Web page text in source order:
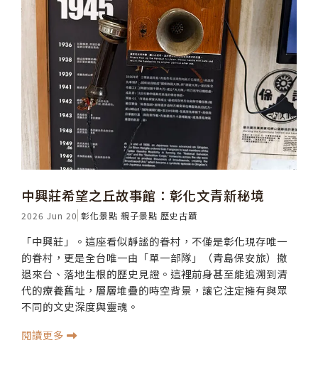
中興莊希望之丘故事館：彰化文青新秘境
2026 Jun 20 彰化景點 親子景點 歷史古蹟
「中興莊」。這座看似靜謐的眷村，不僅是彰化現存唯一
的眷村，更是全台唯一由「單一部隊」（青島保安旅）撤
退來台、落地生根的歷史見證。這裡前身甚至能追溯到清
代的療養舊址，層層堆疊的時空背景，讓它注定擁有與眾
不同的文史深度與靈魂。
閱讀更多